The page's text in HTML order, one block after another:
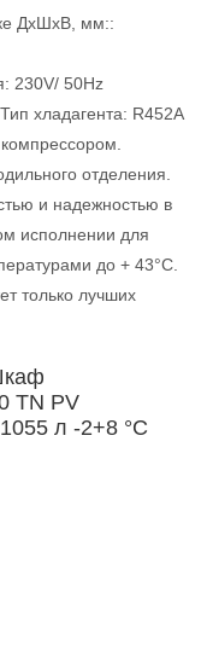
ДxШxВ, мм::
230V/ 50Hz
хладагента: R452A
отделения.
и надежностью в
исполнении для
до + 43°C.
только лучших
TN PV
л -2+8 °C